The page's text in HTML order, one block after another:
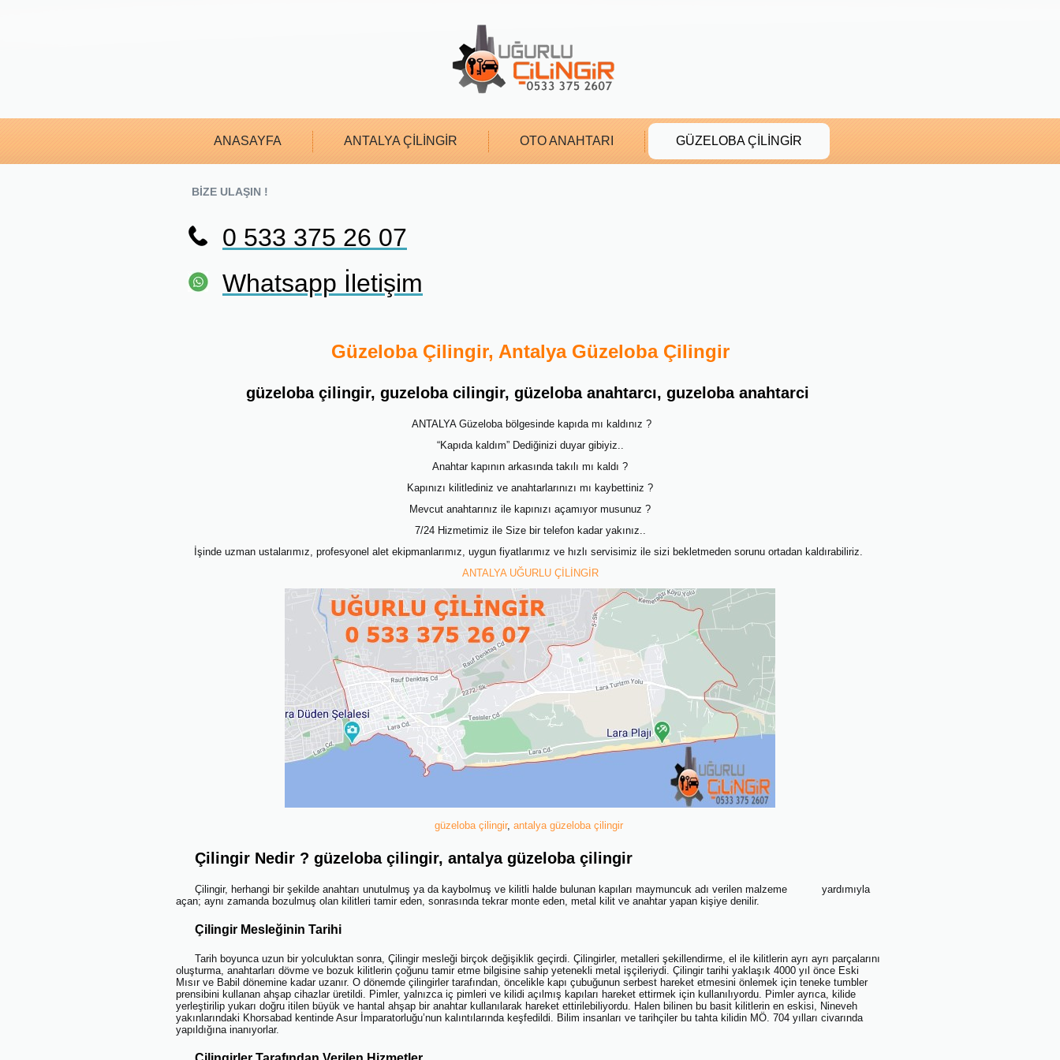
ANASAYFA ANTALYA ÇİLİNGİR OTO ANAHTARI GÜZELOBA ÇİLİNGİR
BİZE ULAŞIN !
0 533 375 26 07
Whatsapp İletişim
Güzeloba Çilingir, Antalya Güzeloba Çilingir
güzeloba çilingir, guzeloba cilingir, güzeloba anahtarcı, guzeloba anahtarci
ANTALYA Güzeloba bölgesinde kapıda mı kaldınız ?
“Kapıda kaldım” Dediğinizi duyar gibiyiz..
Anahtar kapının arkasında takılı mı kaldı ?
Kapınızı kilitlediniz ve anahtarlarınızı mı kaybettiniz ?
Mevcut anahtarınız ile kapınızı açamıyor musunuz ?
7/24 Hizmetimiz ile Size bir telefon kadar yakınız..
İşinde uzman ustalarımız, profesyonel alet ekipmanlarımız, uygun fiyatlarımız ve hızlı servisimiz ile sizi bekletmeden sorunu ortadan kaldırabiliriz.
ANTALYA UĞURLU ÇİLİNGİR
güzeloba çilingir, antalya güzeloba çilingir
Çilingir Nedir ? güzeloba çilingir, antalya güzeloba çilingir
Çilingir, herhangi bir şekilde anahtarı unutulmuş ya da kaybolmuş ve kilitli halde bulunan kapıları maymuncuk adı verilen malzeme yardımıyla
açan; aynı zamanda bozulmuş olan kilitleri tamir eden, sonrasında tekrar monte eden, metal kilit ve anahtar yapan kişiye denilir.
Çilingir Mesleğinin Tarihi
Tarih boyunca uzun bir yolculuktan sonra, Çilingir mesleği birçok değişiklik geçirdi. Çilingirler, metalleri şekillendirme, el ile kilitlerin ayrı ayrı parçalarını
oluşturma, anahtarları dövme ve bozuk kilitlerin çoğunu tamir etme bilgisine sahip yetenekli metal işçileriydi. Çilingir tarihi yaklaşık 4000 yıl önce Eski
Mısır ve Babil dönemine kadar uzanır. O dönemde çilingirler tarafından, öncelikle kapı çubuğunun serbest hareket etmesini önlemek için teneke tumbler
prensibini kullanan ahşap cihazlar üretildi. Pimler, yalnızca iç pimleri ve kilidi açılmış kapıları hareket ettirmek için kullanılıyordu. Pimler ayrıca, kilide
yerleştirilip yukarı doğru itilen büyük ve hantal ahşap bir anahtar kullanılarak hareket ettirilebiliyordu. Halen bilinen bu basit kilitlerin en eskisi, Nineveh
yakınlarındaki Khorsabad kentinde Asur İmparatorluğu’nun kalıntılarında keşfedildi. Bilim insanları ve tarihçiler bu tahta kilidin MÖ. 704 yılları civarında
yapıldığına inanıyorlar.